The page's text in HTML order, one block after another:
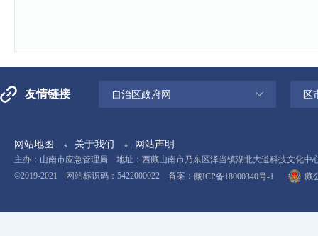
友情链接 自治区政府网 区
网站地图 关于我们 网站声明
主办：山南市应急管理局 地址：西藏山南市乃东区泽当镇湖北大道科技文化中
©2019-2021 网站标识码：5422000022 备案： 藏ICP备18000340号-1 藏